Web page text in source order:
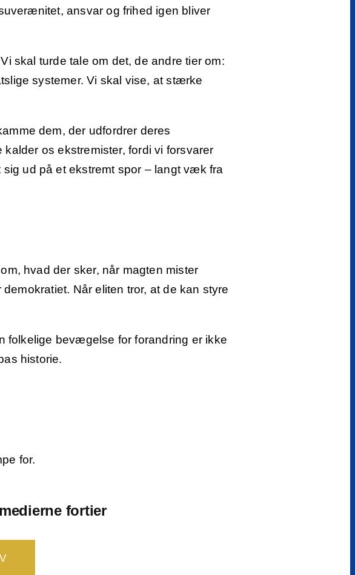
ansvar og frihed igen bliver
skal turde tale om det, de andre tier om:
systemer. Vi skal vise, at stærke
dem, der udfordrer deres
os ekstremister, fordi vi forsvarer
ud på et ekstremt spor – langt væk fra
hvad der sker, når magten mister
Når eliten tror, at de kan styre
folkelige bevægelse for forandring er ikke
historie.
for.
fortier